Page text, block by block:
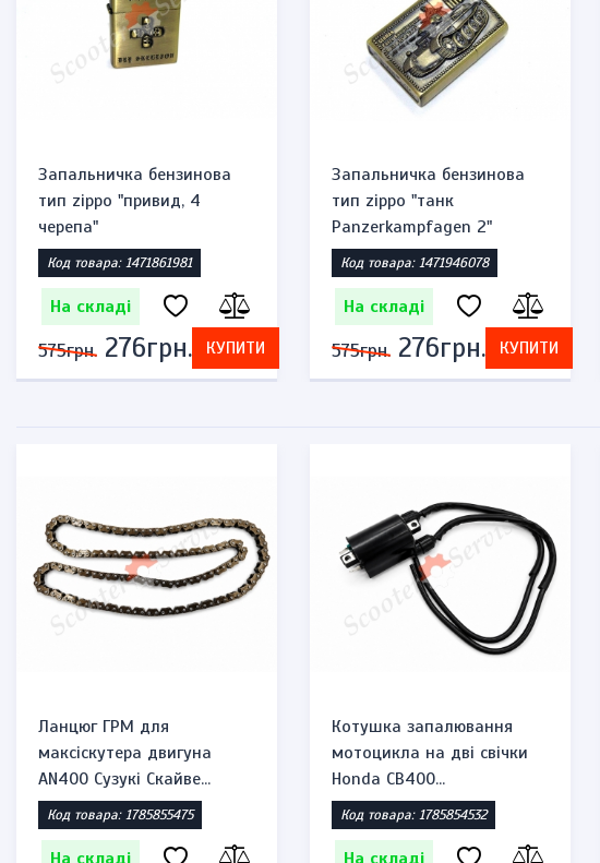
Запальничка бензинова
тип zippo "привид, 4
черепа"
Код товара: 1471861981
На складі
575грн. 276грн. КУПИТИ
Запальничка бензинова
тип zippo "танк
Panzerkampfagen 2"
Код товара: 1471946078
На складі
575грн. 276грн. КУПИТИ
Ланцюг ГРМ для
максіскутера двигуна
AN400 Сузукі Скайве...
Код товара: 1785855475
На складі
Котушка запалювання
мотоцикла на дві свічки
Honda CB400...
Код товара: 1785854532
На складі